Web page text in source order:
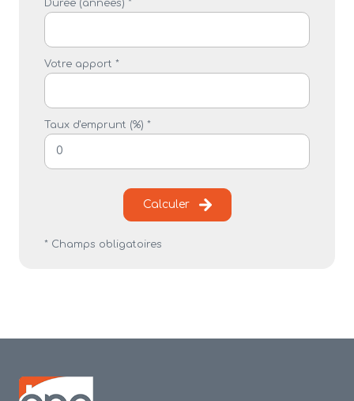
Durée (années) *
Votre apport *
Taux d'emprunt (%) *
Calculer
* Champs obligatoires